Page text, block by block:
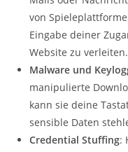
von
Eingabe deiner
Website zu verleiten.
Malware und
manipulierte
kann sie deine
sensible Daten
Credential Stuffing: